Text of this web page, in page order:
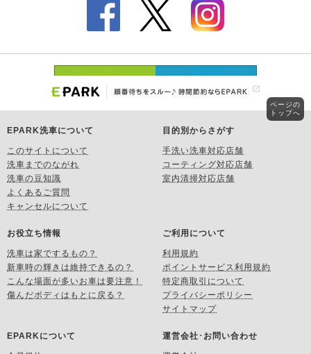
EPARK洗車について
このサイトについて
洗車までのながれ
洗車の豆知識
よくあるご質問
キャンセルについて
目的別からさがす
手洗い洗車対応店舗
コーティング対応店舗
室内清掃対応店舗
お役立ち情報
洗車は家でするもの？
新車時の輝きは維持できるの？
こんな場面が多いお車は要注意！
傷んだボディはもとに戻る？
ご利用について
利用規約
ポイントサービス利用規約
特定商取引について
プライバシーポリシー
サイトマップ
EPARKについて 運営会社･お問い合わせ
ページの
トップへ